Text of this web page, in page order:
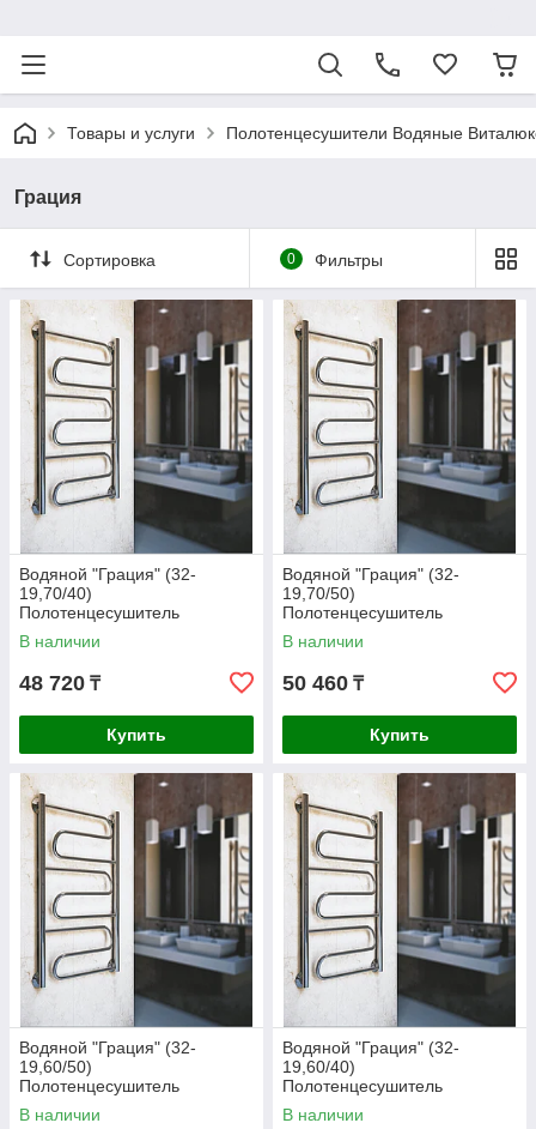
Товары и услуги Полотенцесушители Водяные
Грация
Сортировка 0 Фильтры
Водяной "Грация" (32-
19,70/40)
Полотенцесушитель
В наличии
48 720 ₸
Купить
Водяной "Грация" (32-
19,70/50)
Полотенцесушитель
В наличии
50 460 ₸
Купить
Водяной "Грация" (32-
19,60/50)
Полотенцесушитель
В наличии
Водяной "Грация" (32-
19,60/40)
Полотенцесушитель
В наличии